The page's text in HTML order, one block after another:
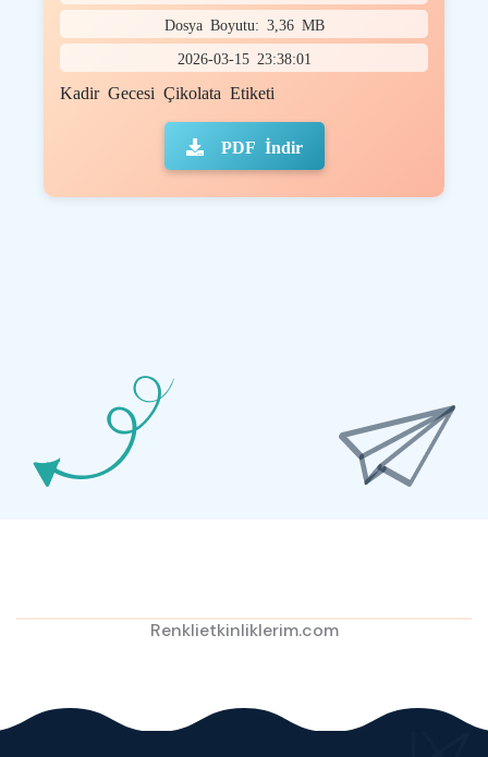
Dosya Boyutu: 3,36 MB
2026-03-15 23:38:01
Kadir Gecesi Çikolata Etiketi
PDF İndir
Renklietkinliklerim.com